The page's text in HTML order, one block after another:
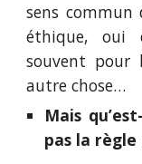
sens commun
éthique, oui
souvent pour
autre chose…
Mais
pas la règle